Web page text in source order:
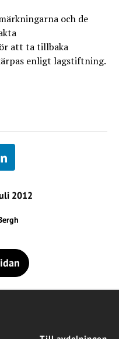
och de
att ta tillbaka
enligt lagstiftning.
2012